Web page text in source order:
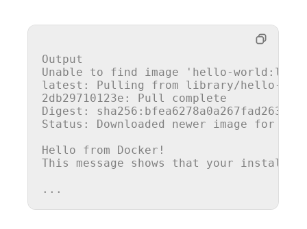
Output
Unable to find image
'hello-
latest: Pulling from
2db29710123e: Pull complete
Digest:
Status: Downloaded newer image for
Hello from Docker!
This message shows that your
...